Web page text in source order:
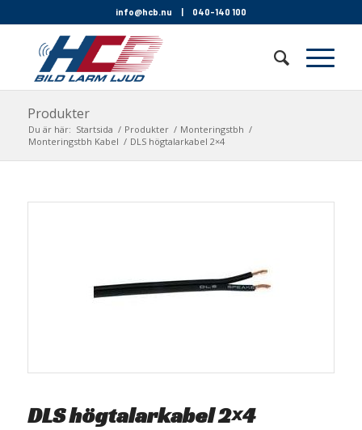
info@hcb.nu | 040-140 100
Produkter
Du är här: Startsida / Produkter / Monteringstbh /
Monteringstbh Kabel / DLS högtalarkabel 2×4
DLS högtalarkabel 2×4